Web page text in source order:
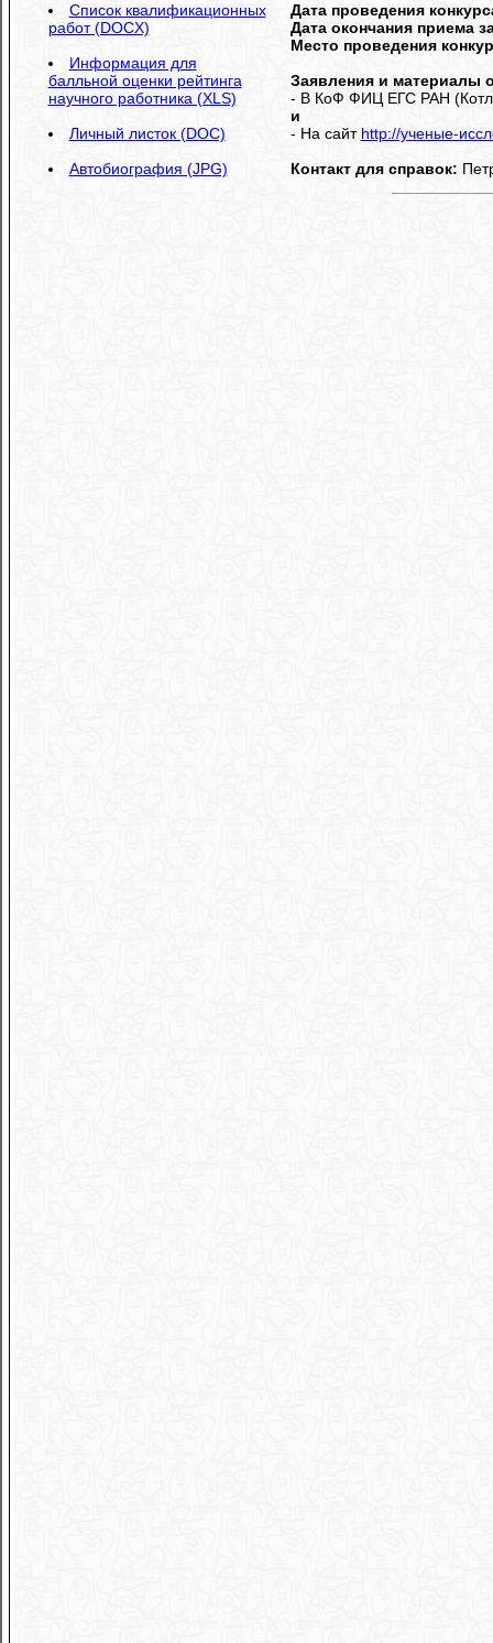
Список квалификационных
работ (DOCX)
Информация для
балльной оценки рейтинга
научного работника (XLS)
Личный листок (DOC)
Автобиография (JPG)
Дата проведения
Дата окончания приема
Место проведения
Заявления и материалы
- В КоФ ФИЦ ЕГС РАН
и
- На сайт http://ученые-
Контакт для справок: